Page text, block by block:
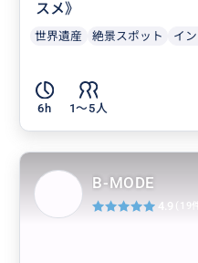
スメ》
世界遺産 絶景スポット イ
6h 1〜5人
B-MODE
4.9 (19